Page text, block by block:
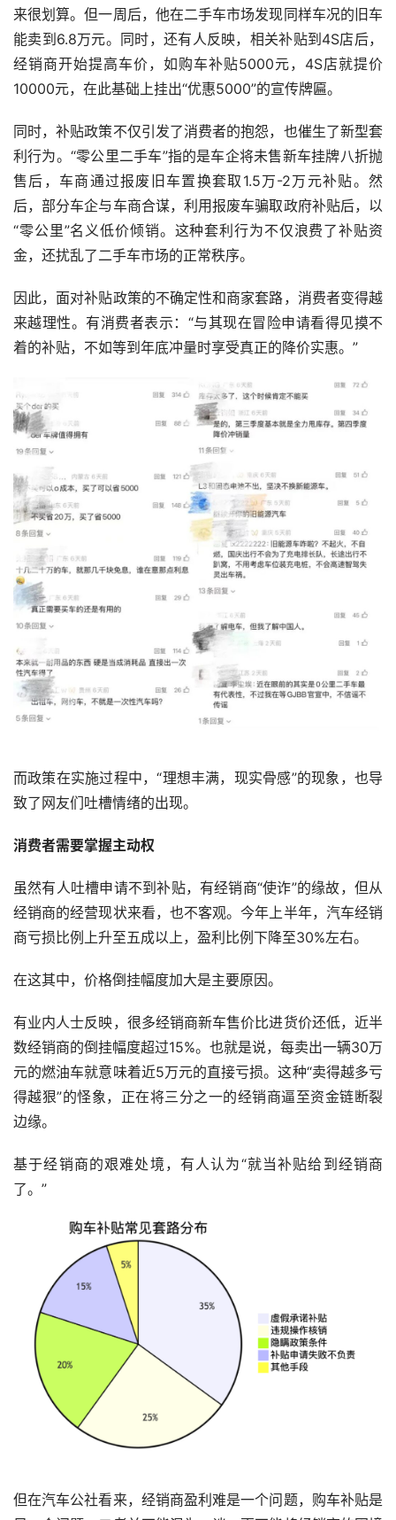
来很划算。但一周后，他在二手车市场发现同样车况的旧车
能卖到6.8万元。同时，还有人反映，相关补贴到4S店后，
经销商开始提高车价，如购车补贴5000元，4S店就提价
10000元，在此基础上挂出“优惠5000”的宣传牌匾。
同时，补贴政策不仅引发了消费者的抱怨，也催生了新型套
利行为。“零公里二手车”指的是车企将未售新车挂牌八折抛
售后，车商通过报废旧车置换套取1.5万-2万元补贴。然
后，部分车企与车商合谋，利用报废车骗取政府补贴后，以
“零公里”名义低价倾销。这种套利行为不仅浪费了补贴资
金，还扰乱了二手车市场的正常秩序。
因此，面对补贴政策的不确定性和商家套路，消费者变得越
来越理性。有消费者表示：“与其现在冒险申请看得见摸不
着的补贴，不如等到年底冲量时享受真正的降价实惠。”
而政策在实施过程中，“理想丰满，现实骨感”的现象，也导
致了网友们吐槽情绪的出现。
消费者需要掌握主动权
虽然有人吐槽申请不到补贴，有经销商“使诈”的缘故，但从
经销商的经营现状来看，也不客观。今年上半年，汽车经销
商亏损比例上升至五成以上，盈利比例下降至30%左右。
在这其中，价格倒挂幅度加大是主要原因。
有业内人士反映，很多经销商新车售价比进货价还低，近半
数经销商的倒挂幅度超过15%。也就是说，每卖出一辆30万
元的燃油车就意味着近5万元的直接亏损。这种“卖得越多亏
得越狠”的怪象，正在将三分之一的经销商逼至资金链断裂
边缘。
基于经销商的艰难处境，有人认为“就当补贴给到经销商
了。”
但在汽车公社看来，经销商盈利难是一个问题，购车补贴是